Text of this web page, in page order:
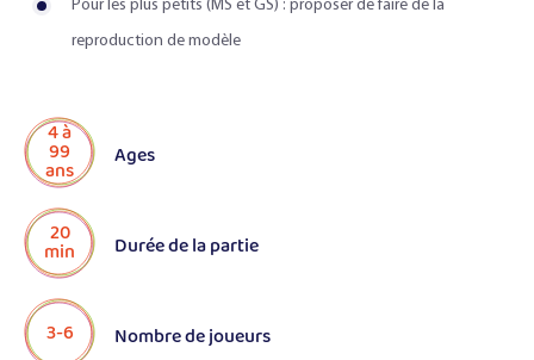
Pour les plus petits (MS et GS) : proposer de faire de la
reproduction de modèle
4 à
99
ans
Ages
20
min Durée de la partie
3-6 Nombre de joueurs